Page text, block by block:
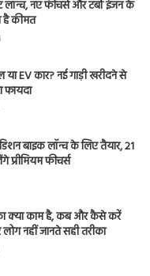
लॉन्च, नए फीचर्स और टर्बो इंजन के
है कीमत
EV कार? नई गाड़ी खरीदने से
फायदा
बाइक लॉन्च के लिए तैयार, 21
फीचर्स
क्या काम है, कब और कैसे करें
नहीं जानते सही तरीका